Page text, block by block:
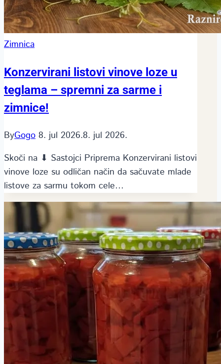
Zimnica
Konzervirani listovi vinove loze u
teglama – spremni za sarme i
zimnice!
ByGogo 8. jul 2026.8. jul 2026.
Skoči na ⬇ Sastojci Priprema Konzervirani listovi
vinove loze su odličan način da sačuvate mlade
listove za sarmu tokom cele…